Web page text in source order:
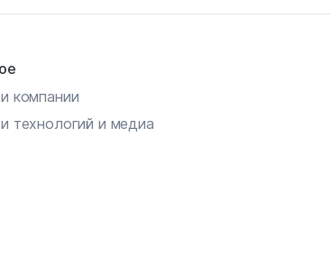
компании
технологий и медиа